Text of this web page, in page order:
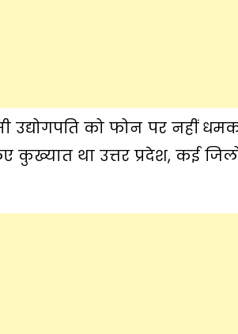
उद्योगपति को फोन पर नहीं
था उत्तर प्रदेश, कई